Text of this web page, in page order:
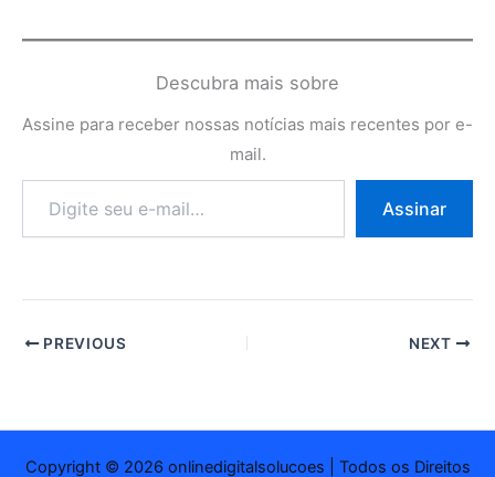
Descubra mais sobre
Assine para receber nossas notícias mais recentes por e-
mail.
e-
Assinar
PREVIOUS NEXT
Copyright © 2026 onlinedigitalsolucoes | Todos os Direitos